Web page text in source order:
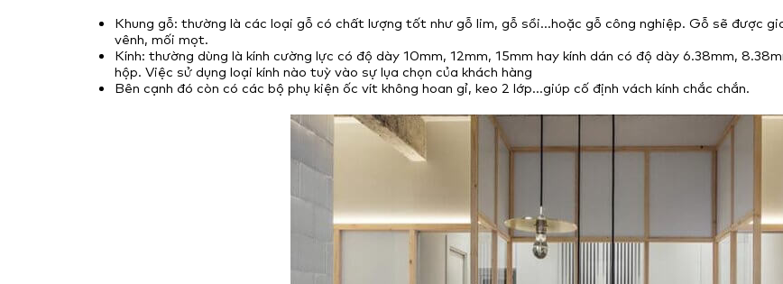
Khung gỗ: thường là các loại gỗ có chất lượng tốt như gỗ lim, gỗ sồi…hoặc gỗ công nghiệp. Gỗ sẽ được
vênh, mối mọt.
Kính: thường dùng là kính cường lực có độ dày 10mm, 12mm, 15mm hay kính dán có độ dày 6.38mm,
hộp. Việc sử dụng loại kính nào tuỳ vào sự lụa chọn của khách hàng
Bên cạnh đó còn có các bộ phụ kiện ốc vít không hoan gỉ, keo 2 lớp…giúp cố định vách kính chắc chắn.